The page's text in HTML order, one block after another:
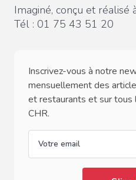
Imaginé, conçu et réalisé
Tél : 01 75 43 51 20
Inscrivez-vous à notre
mensuellement des
et restaurants et sur tous
CHR.